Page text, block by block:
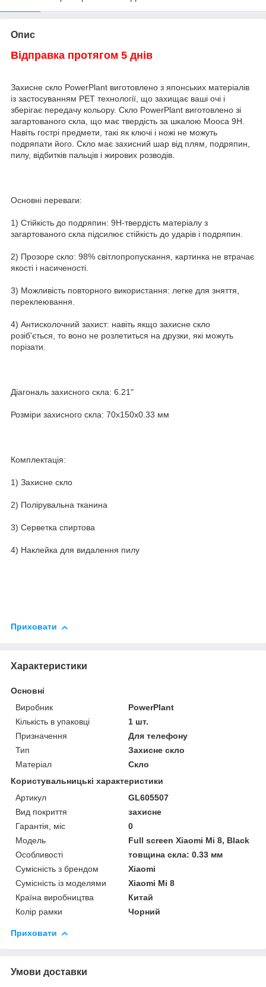
Опис
Відправка протягом 5 днів
Захисне скло PowerPlant виготовлено з японських матеріалів
із застосуванням PET технології, що захищає ваші очі і
зберігає передачу кольору. Скло PowerPlant виготовлено зі
загартованого скла, що має твердість за шкалою Мооса 9H.
Навіть гострі предмети, такі як ключі і ножі не можуть
подряпати його. Скло має захисний шар від плям, подряпин,
пилу, відбитків пальців і жирових розводів.
Основні переваги:
1) Стійкість до подряпин: 9H-твердість матеріалу з
загартованого скла підсилює стійкість до ударів і подряпин.
2) Прозоре скло: 98% світлопропускання, картинка не втрачає
якості і насиченості.
3) Можливість повторного використання: легке для зняття,
переклеювання.
4) Антисколочний захист: навіть якщо захисне скло
розіб'ється, то воно не розлетиться на друзки, які можуть
порізати.
Діагональ захисного скла: 6.21"
Розміри захисного скла: 70x150x0.33 мм
Комплектація:
1) Захисне скло
2) Полірувальна тканина
3) Серветка спиртова
4) Наклейка для видалення пилу
Приховати
Характеристики
Основні
Виробник
PowerPlant
Кількість в упаковці
1 шт.
Призначення
Для телефону
Тип
Захисне скло
Матеріал
Скло
Користувальницькі характеристики
Артикул
GL605507
Вид покриття
захисне
Гарантія, міс
0
Мoдель
Full screen Xiaomi Mi 8, Black
Особливості
товщина скла: 0.33 мм
Сумісність з брендом
Xiaomi
Сумісність із моделями
Xiaomi Mi 8
Країна виробництва
Китай
Колір рамки
Чорний
Приховати
Умови доставки